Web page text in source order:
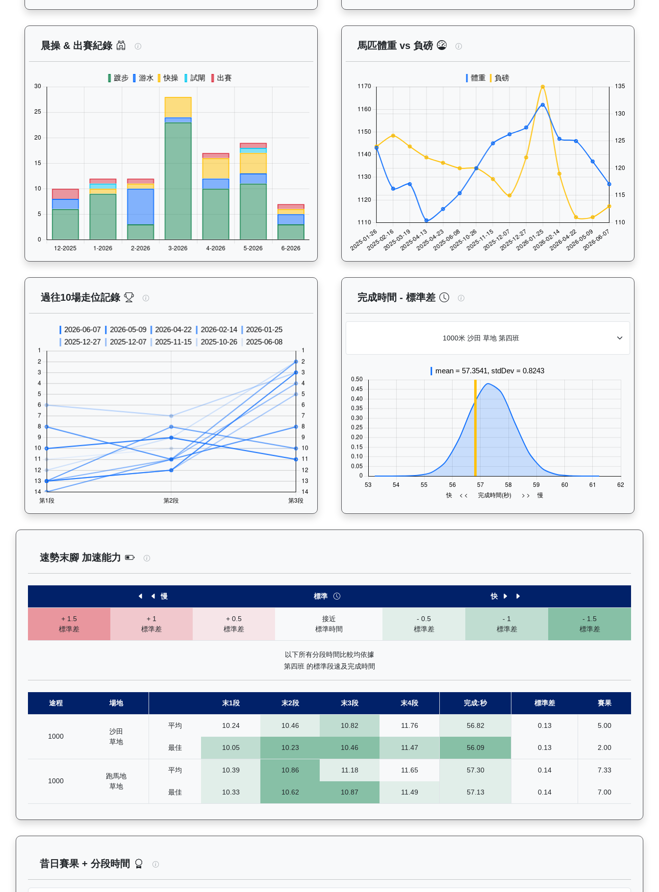
晨操 & 出賽紀錄 飛來閃耀（K175）— 晨操及出賽紀錄圖表：以月度圖表顯示馬匹訓練活動（慢跑、游泳、快跑）及試閘、正式出
馬匹體重 vs 負磅 飛來閃耀（K175）— 馬匹體重與負磅走勢
過往10場走位記錄 飛來閃耀（K175）— 過往走位記錄圖表：查看馬匹最近10場比賽的走位變化趨勢，分析馬匹的跑法風格和衝線
完成時間 - 標準差 飛來閃耀（K175）— 完成時間標準差分析
速勢末腳 加速能力 飛來閃耀（K175）— 速勢末腳加速能力分析：查看馬匹在各途程和場地的詳細分段時間（末1段至末4段），以
慢 標準 快
+ 1.5
標準差
+ 1
標準差
+ 0.5
標準差
接近
標準時間
- 0.5
標準差
- 1
標準差
- 1.5
標準差
以下所有分段時間比較均依據
第四班 的標準段速及完成時間
途程 場地 末1段 末2段 末3段 末4段 完成:秒 標準差 賽果
1000
沙田
草地
平均 10.24 10.46 10.82 11.76 56.82 0.13 5.00
最佳 10.05 10.23 10.46 11.47 56.09 0.13 2.00
1000
跑馬地
草地
平均 10.39 10.86 11.18 11.65 57.30 0.14 7.33
最佳 10.33 10.62 10.87 11.49 57.13 0.14 7.00
昔日賽果 + 分段時間 飛來閃耀（K175）— 昔日賽果及分段時間紀錄：馬匹完整的過往賽事資料庫，包括所有比賽的詳細數據和分